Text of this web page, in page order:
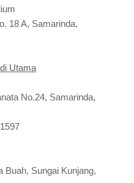
18 A, Samarinda,
Utama
No.24, Samarinda,
Buah, Sungai Kunjang,